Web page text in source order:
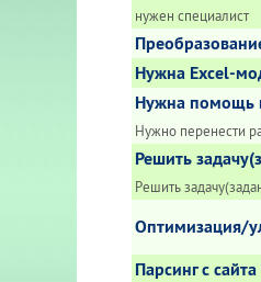
нужен специалист
Нужна Excel-
Нужна помощь
Нужно перенести
Решить
Решить
Оптимизация/
Парсинг с